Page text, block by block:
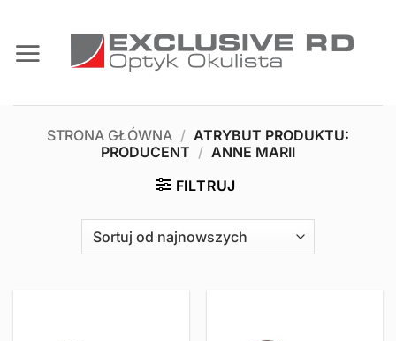
zawartości
STRONA GŁÓWNA / ATRYBUT PRODUKTU:
PRODUCENT / ANNE MARII
FILTRUJ